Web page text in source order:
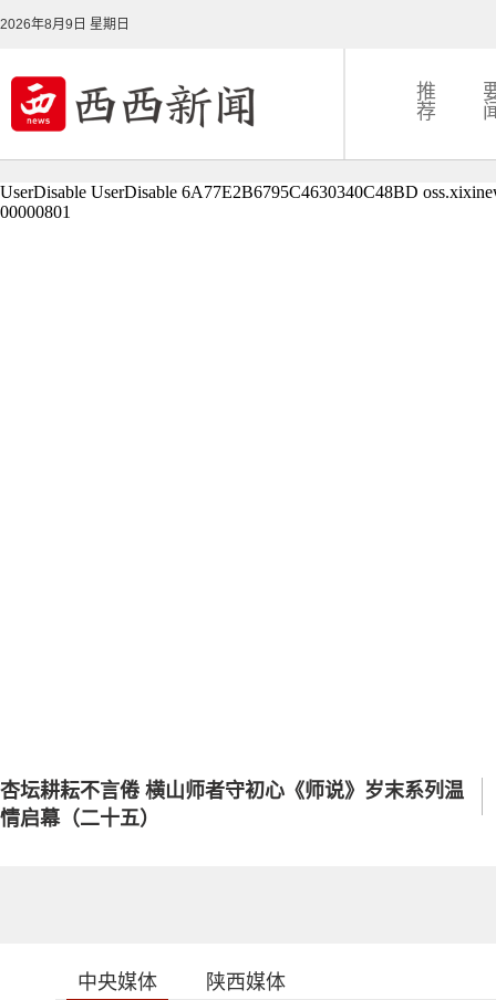
2026年8月9日 星期日
推
荐
杏坛耕耘不言倦 横山师者守初心《师说》岁末系列温
情启幕（二十五）
中央媒体 陕西媒体